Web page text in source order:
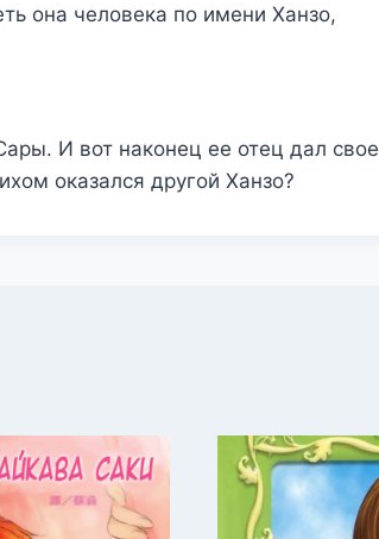
она человека по имени Ханзо,
И вот наконец ее отец дал свое
оказался другой Ханзо?